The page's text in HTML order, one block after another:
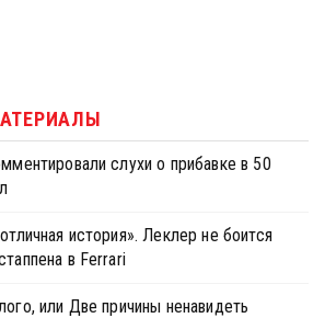
слухи о прибавке в 50
история». Леклер не боится
в Ferrari
или Две причины ненавидеть